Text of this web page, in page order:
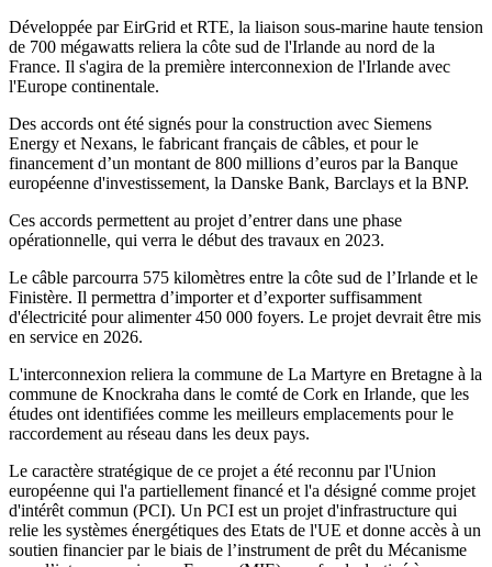
Développée par EirGrid et RTE, la liaison sous-marine haute tension
de 700 mégawatts reliera la côte sud de l'Irlande au nord de la
France. Il s'agira de la première interconnexion de l'Irlande avec
l'Europe continentale.
Des accords ont été signés pour la construction avec Siemens
Energy et Nexans, le fabricant français de câbles, et pour le
financement d’un montant de 800 millions d’euros par la Banque
européenne d'investissement, la Danske Bank, Barclays et la BNP.
Ces accords permettent au projet d’entrer dans une phase
opérationnelle, qui verra le début des travaux en 2023.
Le câble parcourra 575 kilomètres entre la côte sud de l’Irlande et le
Finistère. Il permettra d’importer et d’exporter suffisamment
d'électricité pour alimenter 450 000 foyers. Le projet devrait être mis
en service en 2026.
L'interconnexion reliera la commune de La Martyre en Bretagne à la
commune de Knockraha dans le comté de Cork en Irlande, que les
études ont identifiées comme les meilleurs emplacements pour le
raccordement au réseau dans les deux pays.
Le caractère stratégique de ce projet a été reconnu par l'Union
européenne qui l'a partiellement financé et l'a désigné comme projet
d'intérêt commun (PCI). Un PCI est un projet d'infrastructure qui
relie les systèmes énergétiques des Etats de l'UE et donne accès à un
soutien financier par le biais de l’instrument de prêt du Mécanisme